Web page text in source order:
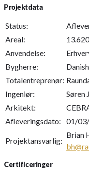
Projektdata
Status:
Areal:
Anvendelse:
Bygherre:
Totalentreprenør:
Ingeniør:
Søren
Arkitekt:
Afleveringsdato:
01/
Projektansvarlig:
Brian
Certificeringer